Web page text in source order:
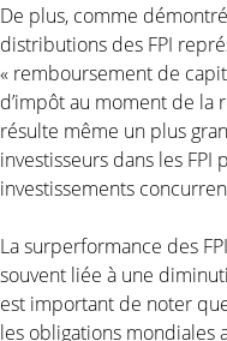
De plus, comme
distributions des FPI
« remboursement de
d’impôt au moment de la
résulte même un plus
investisseurs dans les FPI
investissements
La surperformance des
souvent liée à une
est important de noter
les obligations mondiales